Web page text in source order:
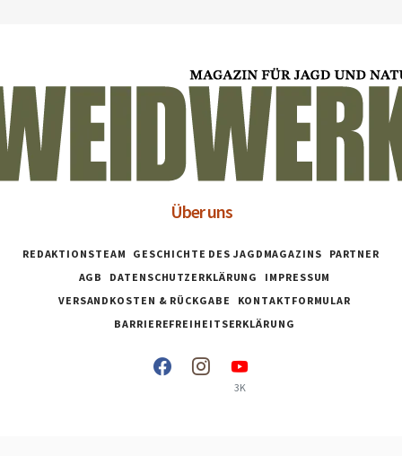
Über uns
REDAKTIONSTEAM GESCHICHTE DES JAGDMAGAZINS
PARTNER
AGB
DATENSCHUTZERKLÄRUNG
IMPRESSUM
VERSANDKOSTEN & RÜCKGABE
KONTAKTFORMULAR
BARRIEREFREIHEITSERKLÄRUNG
3K